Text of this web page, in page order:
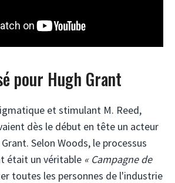
pour Hugh Grant
et stimulant M. Reed,
dès le début en tête un acteur
Selon Woods, le processus
était un véritable « Campagne de
toutes les personnes de l'industrie